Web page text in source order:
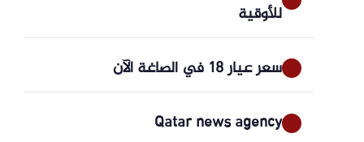
للأوقية
سعر عيار 18 في الصاغة الآن
Qatar news agency